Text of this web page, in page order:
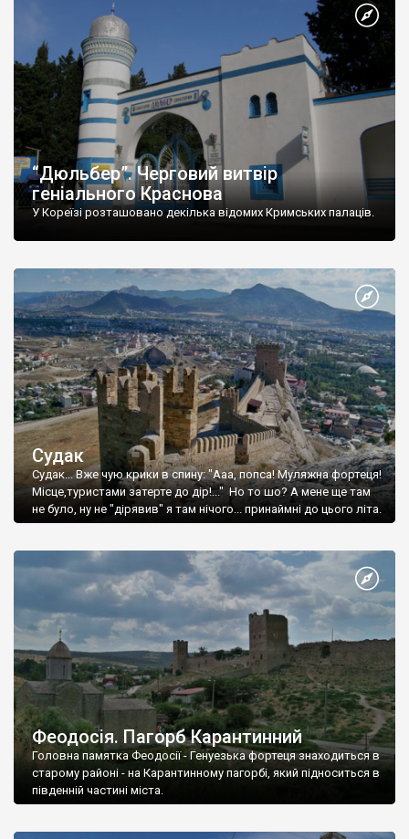
“Дюльбер”. Черговий витвір
геніального Краснова
У Кореїзі розташовано декілька відомих Кримських палаців.
Судак
Судак... Вже чую крики в спину: "Ааа, попса! Муляжна фортеця!
Місце,туристами затерте до дір!..." Но то шо? А мене ще там
не було, ну не "дірявив" я там нічого... принаймні до цього літа.
Феодосія. Пагорб Карантинний
Головна памятка Феодосії - Генуезька фортеця знаходиться в
старому районі - на Карантинному пагорбі, який підноситься в
південній частині міста.